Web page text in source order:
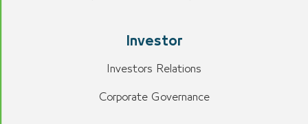
Investor
Investors Relations
Corporate Governance